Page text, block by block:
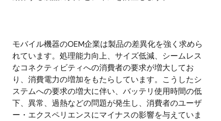
モバイル機器のOEM企業は製品の差異化を強く求めら
れています。処理能力向上、サイズ低減、シームレス
なコネクティビティへの消費者の要求が増大してお
り、消費電力の増加をもたらしています。こうしたシ
ステムへの要求の増大に伴い、バッテリ使用時間の低
下、異常、過熱などの問題が発生し、消費者のユーザ
ー・エクスペリエンスにマイナスの影響を与えていま